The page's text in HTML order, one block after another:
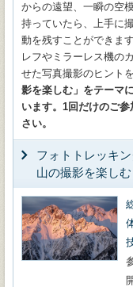
からの遠望、一瞬の空
持っていたら、上手に
動を残すことができま
レフやミラーレス機の
せた写真撮影のヒント
影を楽しむ」をテーマ
います。1回だけのご
さい。
フォトトレッキ
山の撮影を楽しむ